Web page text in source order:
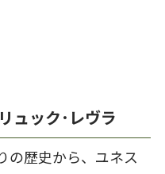
ュック･レヴラ
の歴史から、ユネス